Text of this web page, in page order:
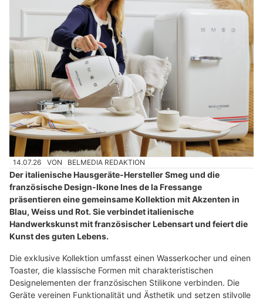
14.07.26 VON BELMEDIA REDAKTION
Der italienische Hausgeräte-Hersteller Smeg und die
französische Design-Ikone Ines de la Fressange
präsentieren eine gemeinsame Kollektion mit Akzenten in
Blau, Weiss und Rot. Sie verbindet italienische
Handwerkskunst mit französischer Lebensart und feiert die
Kunst des guten Lebens.
Die exklusive Kollektion umfasst einen Wasserkocher und einen
Toaster, die klassische Formen mit charakteristischen
Designelementen der französischen Stilikone verbinden. Die
Geräte vereinen Funktionalität und Ästhetik und setzen stilvolle